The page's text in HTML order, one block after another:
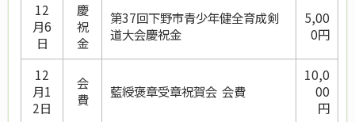
12
月6
日
慶
祝
金
第37回下野市青少年健全育成剣
道大会慶祝金
5,00
0円
12
月1
2日
会
費
藍綬褒章受章祝賀会 会費
10,0
00
円